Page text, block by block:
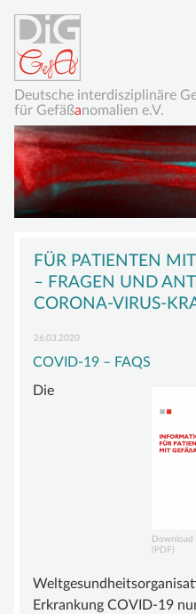
Deutsche interdisziplinäre
für Gefäßanomalien e.V.
überspringen
ÜBER UNS
DIE DIGGEFA
ZIELE
FÖRDERMITGLIEDER
GEFÄSSANOMALIE
FÜR PATIENTEN MIT
FRAGEN UND
ORONA-VIRUS-
26.03.2020
COVID-19 – FAQS
(PDF)
Die
Erkrankung COVID-19